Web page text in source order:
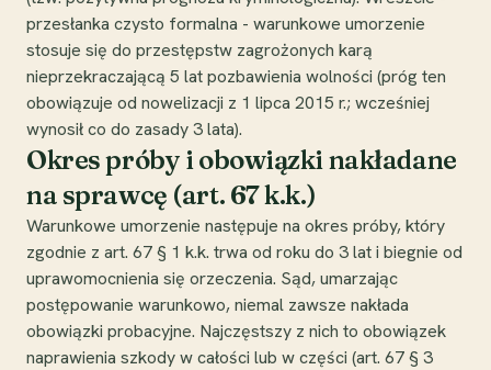
przesłanka czysto formalna - warunkowe umorzenie
stosuje się do przestępstw zagrożonych karą
nieprzekraczającą 5 lat pozbawienia wolności (próg ten
obowiązuje od nowelizacji z 1 lipca 2015 r.; wcześniej
wynosił co do zasady 3 lata).
Okres próby i obowiązki nakładane
na sprawcę (art. 67 k.k.)
Warunkowe umorzenie następuje na okres próby, który
zgodnie z art. 67 § 1 k.k. trwa od roku do 3 lat i biegnie od
uprawomocnienia się orzeczenia. Sąd, umarzając
postępowanie warunkowo, niemal zawsze nakłada
obowiązki probacyjne. Najczęstszy z nich to obowiązek
naprawienia szkody w całości lub w części (art. 67 § 3